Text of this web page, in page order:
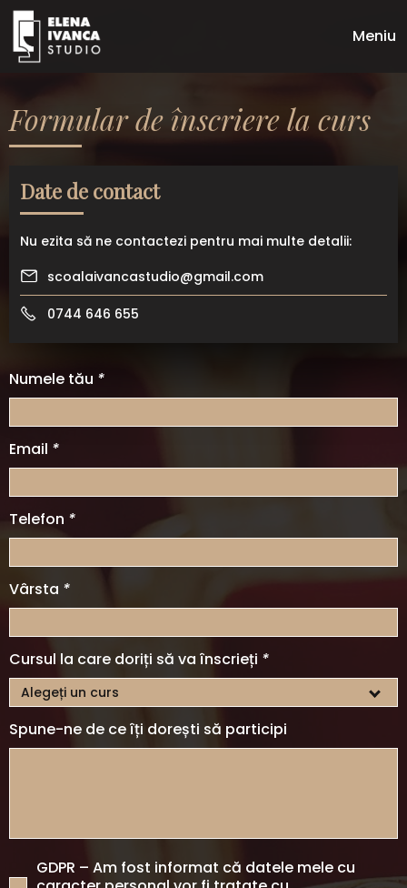
Meniu
Formular de înscriere la curs
Date de contact
Nu ezita să ne contactezi pentru mai multe detalii:
scoalaivancastudio@gmail.com
0744 646 655
Numele tău *
Email *
Telefon *
Vârsta *
Cursul la care doriți să va înscrieți *
Alegeți un curs
Spune-ne de ce îți dorești să participi
GDPR – Am fost informat că datele mele cu